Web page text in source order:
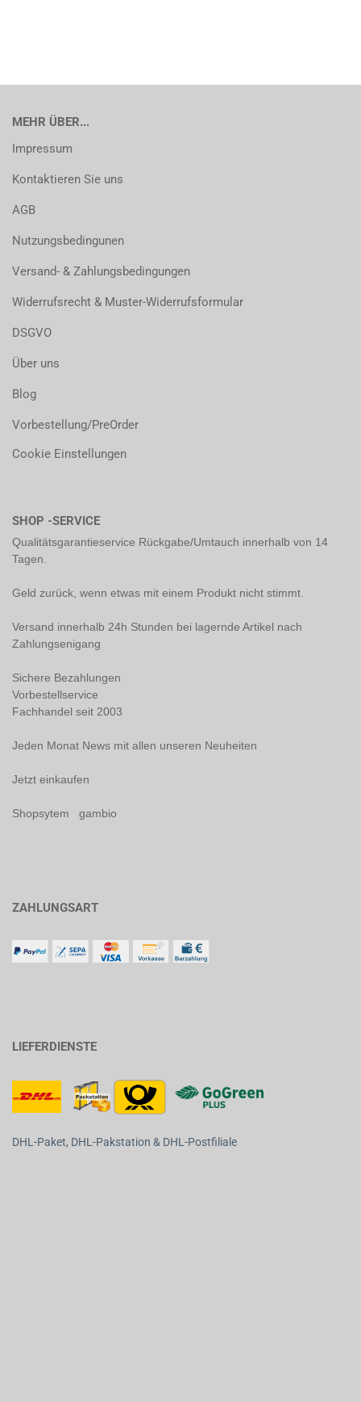
MEHR ÜBER...
Impressum
Kontaktieren Sie uns
AGB
Nutzungsbedingunen
Versand- & Zahlungsbedingungen
Widerrufsrecht & Muster-Widerrufsformular
DSGVO
Über uns
Blog
Vorbestellung/PreOrder
Cookie Einstellungen
SHOP -SERVICE
Qualitätsgarantieservice Rückgabe/Umtauch innerhalb von 14
Tagen.
Geld zurück, wenn etwas mit einem Produkt nicht stimmt.
Versand innerhalb 24h Stunden bei lagernde Artikel nach
Zahlungsenigang
Sichere Bezahlungen
Vorbestellservice
Fachhandel seit 2003
Jeden Monat News mit allen unseren Neuheiten
Jetzt einkaufen
Shopsytem gambio
ZAHLUNGSART
LIEFERDIENSTE
DHL-Paket, DHL-Pakstation & DHL-Postfiliale